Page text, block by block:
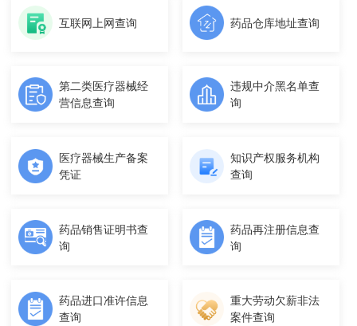
互联网上网查询 药品仓库地址查询
第二类医疗器械经
营信息查询
违规中介黑名单查
询
医疗器械生产备案
凭证
知识产权服务机构
查询
药品销售证明书查
询
药品再注册信息查
询
药品进口准许信息
查询
重大劳动欠薪非法
案件查询